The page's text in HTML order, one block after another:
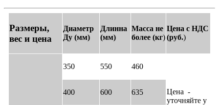
Размеры,
вес и цена
Диаметр
Ду (мм)
Длинна
(мм)
Масса не
более (кг)
Цена с НДС
(руб.)
350 550 460
Цена -
уточняйте у
400 600 635